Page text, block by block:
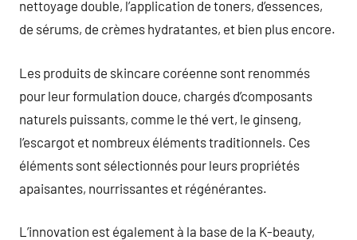
nettoyage double, l’application de toners, d’essences,
de sérums, de crèmes hydratantes, et bien plus encore.
Les produits de skincare coréenne sont renommés
pour leur formulation douce, chargés d’composants
naturels puissants, comme le thé vert, le ginseng,
l’escargot et nombreux éléments traditionnels. Ces
éléments sont sélectionnés pour leurs propriétés
apaisantes, nourrissantes et régénérantes.
L’innovation est également à la base de la K-beauty,